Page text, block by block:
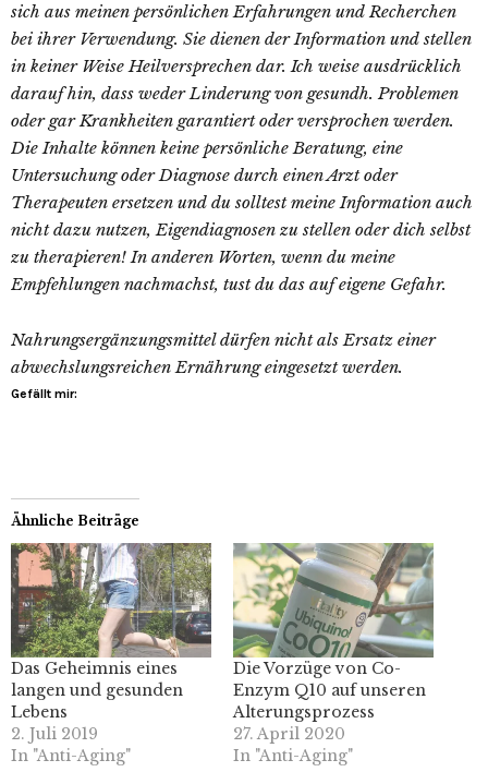
sich aus meinen persönlichen Erfahrungen und Recherchen
bei ihrer Verwendung. Sie dienen der Information und stellen
in keiner Weise Heilversprechen dar. Ich weise ausdrücklich
darauf hin, dass weder Linderung von gesundh. Problemen
oder gar Krankheiten garantiert oder versprochen werden.
Die Inhalte können keine persönliche Beratung, eine
Untersuchung oder Diagnose durch einen Arzt oder
Therapeuten ersetzen und du solltest meine Information auch
nicht dazu nutzen, Eigendiagnosen zu stellen oder dich selbst
zu therapieren! In anderen Worten, wenn du meine
Empfehlungen nachmachst, tust du das auf eigene Gefahr.
Nahrungsergänzungsmittel dürfen nicht als Ersatz einer
abwechslungsreichen Ernährung eingesetzt werden.
Gefällt mir:
Ähnliche Beiträge
Das Geheimnis eines
langen und gesunden
Lebens
2. Juli 2019
In "Anti-Aging"
Die Vorzüge von Co-
Enzym Q10 auf unseren
Alterungsprozess
27. April 2020
In "Anti-Aging"